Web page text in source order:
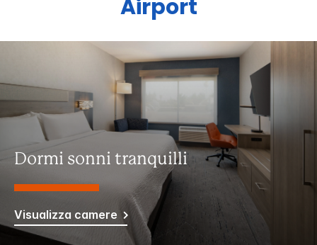
Airport
Dormi sonni tranquilli
Visualizza camere